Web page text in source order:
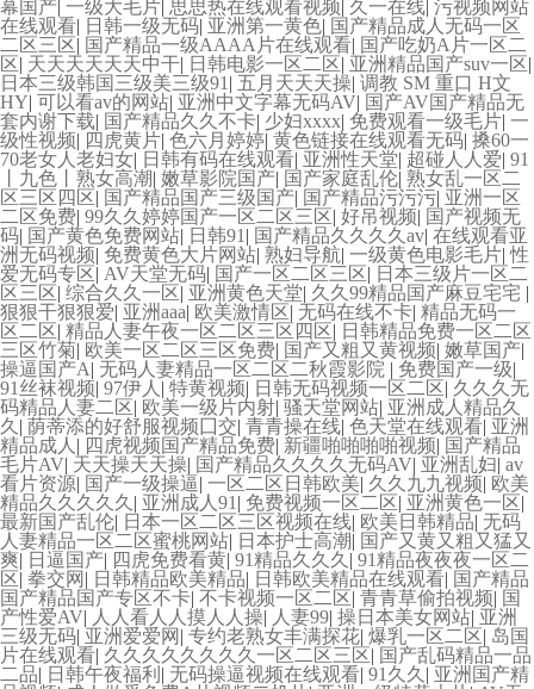
幕国产| 一级大毛片| 思思热在线观看视频| 久一在线| 污视频网站
在线观看| 日韩一级无码| 亚洲第一黄色| 国产精品成人无码一区
二区三区| 国产精品一级AAAA片在线观看| 国产吃奶A片一区二
区| 天天天天天天中干| 日韩电影一区二区| 亚洲精品国产suv一区|
日本三级韩国三级美三级91 | 五月天天天操| 调教 SM 重口 H文
HY| 可以看av的网站| 亚洲中文字幕无码AV| 国产AV国产精品无
套内谢下载| 国产精品久久不卡| 少妇xxxx| 免费观看一级毛片| 一
级性视频| 四虎黄片| 色六月婷婷| 黄色链接在线观看无码| 搡60一
70老女人老妇女| 日韩有码在线观看| 亚洲性天堂| 超碰人人爱| 91
丨九色丨熟女高潮| 嫩草影院国产| 国产家庭乱伦| 熟女乱一区二
区三区四区| 国产精品国产三级国产| 国产精品污污污| 亚洲一区
二区免费| 99久久婷婷国产一区二区三区| 好吊视频| 国产视频无
码| 国产黄色免费网站| 日韩91 | 国产精品久久久久av| 在线观看亚
洲无码视频| 免费黄色大片网站| 熟妇导航| 一级黄色电影毛片|性
爱无码专区| AV天堂无码| 国产一区二区三区| 日本三级片一区二
区三区| 综合久久一区| 亚洲黄色天堂| 久久99精品国产麻豆宅宅 |
狠狠干狠狠爱| 亚洲aaa| 欧美激情区| 无码在线不卡| 精品无码一
区二区| 精品人妻午夜一区二区三区四区| 日韩精品免费一区二区
三区竹菊| 欧美一区二区三区免费| 国产又粗又黄视频| 嫩草国产|
操逼国产A| 无码人妻精品一区二区二秋霞影院 | 免费国产一级|
91丝袜视频| 97伊人 | 特黄视频| 日韩无码视频一区二区| 久久久无
码精品人妻二区| 欧美一级片内射| 骚天堂网站| 亚洲成人精品久
久 | 荫蒂添的好舒服视频囗交| 青青操在线| 色天堂在线观看| 亚洲
精品成人 | 四虎视频国产精品免费| 新疆啪啪啪啪视频| 国产精品
毛片AV| 天天操天天操| 国产精品久久久久无码AV| 亚洲乱妇| av
看片资源| 国产一级操逼| 一区二区日韩欧美| 久久九九视频| 欧美
精品久久久久久 | 亚洲成人91 | 免费视频一区二区| 亚洲黄色一区|
最新国产乱伦| 日本一区二区三区视频在线| 欧美日韩精品| 无码
人妻精品一区二区蜜桃网站| 日本护士高潮| 国产又黄又粗又猛又
爽| 日逼国产| 四虎免费看黄| 91精品久久久 | 91精品夜夜夜一区二
区| 拳交网 | 日韩精品欧美精品| 日韩欧美精品在线观看| 国产精品
国产精品国产专区不卡| 不卡视频一区二区| 青青草偷拍视频| 国
产性爱AV| 人人看人人摸人人操| 人妻99| 操日本美女网站| 亚洲
三级无码| 亚洲爱爱网 | 专约老熟女丰满探花| 爆乳一区二区| 岛国
片在线观看| 久久久久久久久久一区二区三区| 国产乱码精品一品
二品| 日韩午夜福利 | 无码操逼视频在线观看| 91久久 | 亚洲国产精